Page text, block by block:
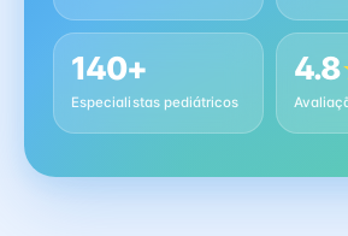
140+
Especialistas pediátricos
4.8